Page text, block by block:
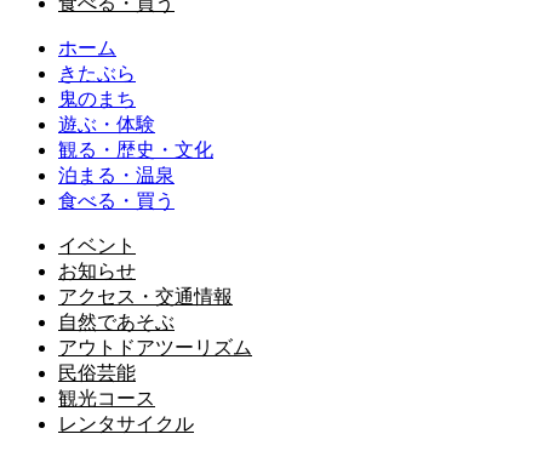
ホーム
きたぶら
鬼のまち
遊ぶ・体験
観る・歴史・文化
泊まる・温泉
食べる・買う
イベント
お知らせ
アクセス・交通情報
自然であそぶ
アウトドアツーリズム
民俗芸能
観光コース
レンタサイクル